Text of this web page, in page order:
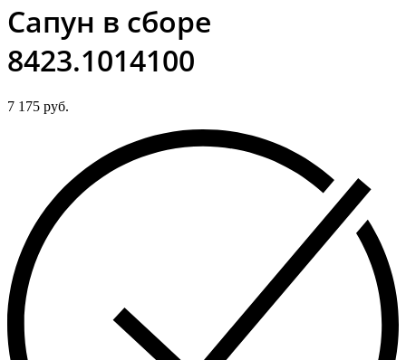
Сапун в сборе
8423.1014100
7 175 руб.